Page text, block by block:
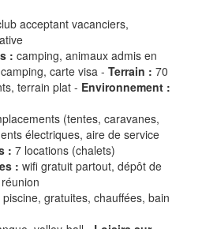
acceptant vacanciers,
: camping, animaux admis en
carte visa - Terrain : 70
terrain plat - Environnement :
(tentes, caravanes,
électriques, aire de service
: 7 locations (chalets)
: wifi gratuit partout, dépôt de
piscine, gratuites, chauffées, bain